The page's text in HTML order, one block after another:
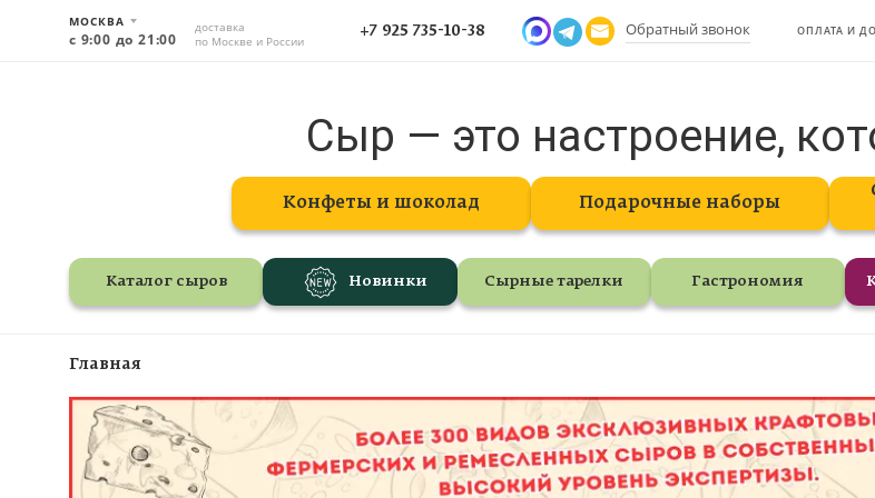
МОСКВА
с 9:00 до 21:00
доставка
по Москве и России
+7 925 735-10-38 Обратный звонок ОПЛАТА И
Сыр — это настроение,
Конфеты и шоколад Подарочные наборы
Каталог сыров Новинки Сырные тарелки Гастрономия
Главная